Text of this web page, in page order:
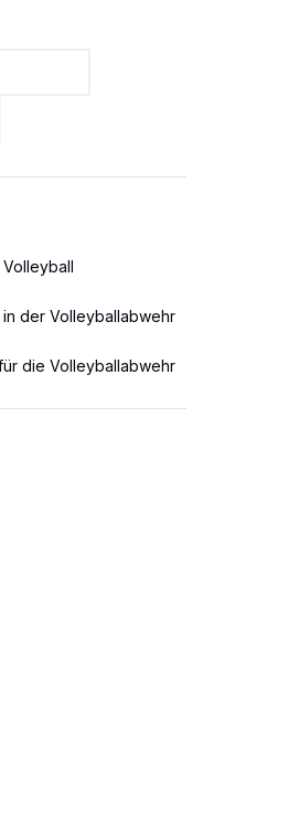
in der Volleyballabwehr
die Volleyballabwehr